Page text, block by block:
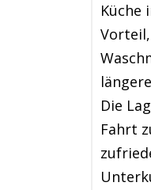
Küche
Die
Fahrt